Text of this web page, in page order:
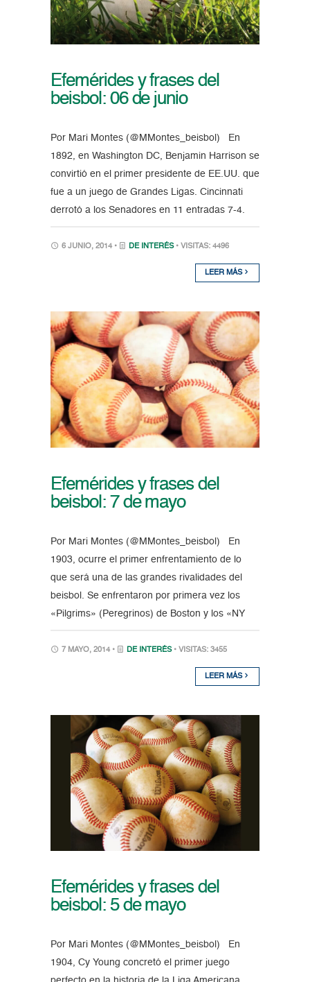
Efemérides y frases del
beisbol: 06 de junio
Por Mari Montes (@MMontes_beisbol) En
1892, en Washington DC, Benjamin Harrison se
convirtió en el primer presidente de EE.UU. que
fue a un juego de Grandes Ligas. Cincinnati
derrotó a los Senadores en 11 entradas 7-4.
6 JUNIO, 2014 • DE INTERÉS • VISITAS: 4496
LEER MÁS
Efemérides y frases del
beisbol: 7 de mayo
Por Mari Montes (@MMontes_beisbol) En
1903, ocurre el primer enfrentamiento de lo
que será una de las grandes rivalidades del
beisbol. Se enfrentaron por primera vez los
«Pilgrims» (Peregrinos) de Boston y los «NY
7 MAYO, 2014 • DE INTERÉS • VISITAS: 3455
LEER MÁS
Efemérides y frases del
beisbol: 5 de mayo
Por Mari Montes (@MMontes_beisbol) En
1904, Cy Young concretó el primer juego